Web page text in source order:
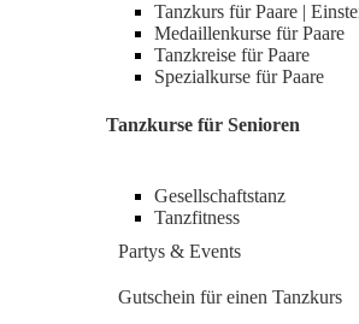
Tanzkurs für Paare |
Medaillenkurse für Paare
Tanzkreise für Paare
Spezialkurse für Paare
Tanzkurse für Senioren
Gesellschaftstanz
Tanzfitness
Partys & Events
Gutschein für einen Tanzkurs